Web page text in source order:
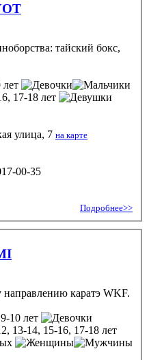
тайский бокс,
лет
17-18 лет
улица, 7 на карте
00-35
Подробнее>>
каратэ WKF.
10 лет
13-14, 15-16, 17-18 лет